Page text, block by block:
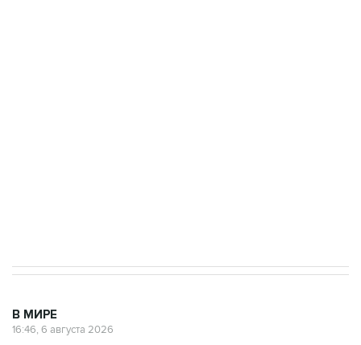
В МИРЕ
16:46, 6 августа 2026